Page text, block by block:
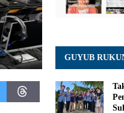
GUYUB